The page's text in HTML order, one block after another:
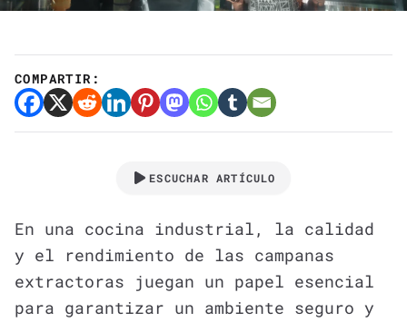
COMPARTIR:
ESCUCHAR ARTÍCULO
En una cocina industrial, la calidad
y el rendimiento de las campanas
extractoras juegan un papel esencial
para garantizar un ambiente seguro y